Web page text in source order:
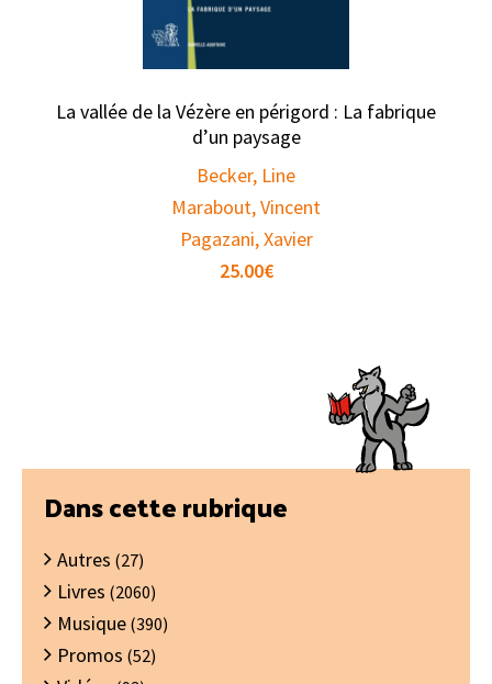
La vallée de la Vézère en périgord : La fabrique
d’un paysage
Becker, Line
Marabout, Vincent
Pagazani, Xavier
25.00€
Barre
latérale
principale
Dans cette rubrique
Autres (27)
Livres (2060)
Musique (390)
Promos (52)